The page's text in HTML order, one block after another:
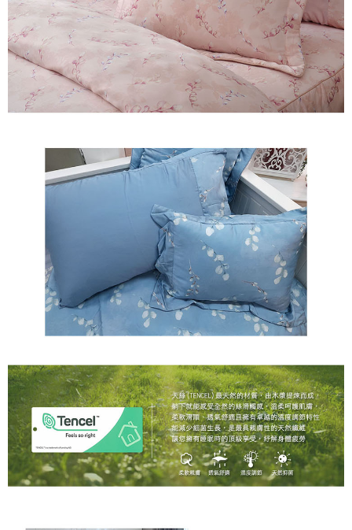
任。
４．使用「AFTEE先享後付」時，將依據個別帳號之用戶狀況，依本公司即
時審查核予不同之上限額度；若仍有額度不足之情形，本公司將視審查結果
請求用戶進行身份認證。
５．嚴禁一人註冊多個帳號或使用他人資訊註冊。若發現惡意使用之情形，
恩沛科技股份有限公司將有權停止該用戶之使用額度並採取法律行動。